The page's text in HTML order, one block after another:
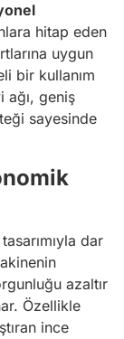
hitap eden
uygun
bir kullanım
ağı, geniş
sayesinde
dar
azaltır
Özellikle
ince